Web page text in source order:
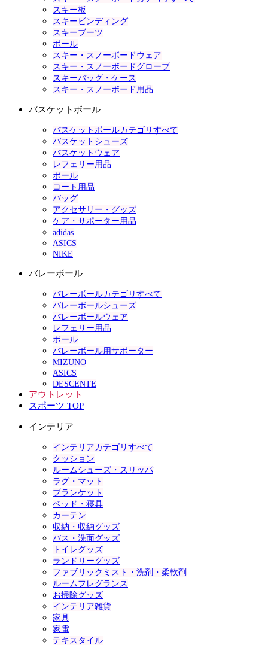
スキー板
スキービンディング
スキーブーツ
ポール
スキー・スノーボードウェア
スキー・スノーボードグローブ
スキーバッグ・ケース
スキー・スノーボード用品
バスケットボール
バスケットボールカテゴリすべて
バスケットシューズ
バスケットウェア
レフェリー用品
ボール
コート用品
バッグ
アクセサリー・グッズ
ケア・サポーター用品
adidas
ASICS
NIKE
バレーボール
バレーボールカテゴリすべて
バレーボールシューズ
バレーボールウェア
レフェリー用品
ボール
バレーボール用サポーター
MIZUNO
ASICS
DESCENTE
アウトレット
スポーツ TOP
インテリア
インテリアカテゴリすべて
クッション
ルームシューズ・スリッパ
ラグ・マット
ブランケット
ベッド・寝具
カーテン
収納・収納グッズ
バス・洗面グッズ
トイレグッズ
ランドリーグッズ
ファブリックミスト・洗剤・柔軟剤
ルームフレグランス
お掃除グッズ
インテリア雑貨
家具
家電
テキスタイル